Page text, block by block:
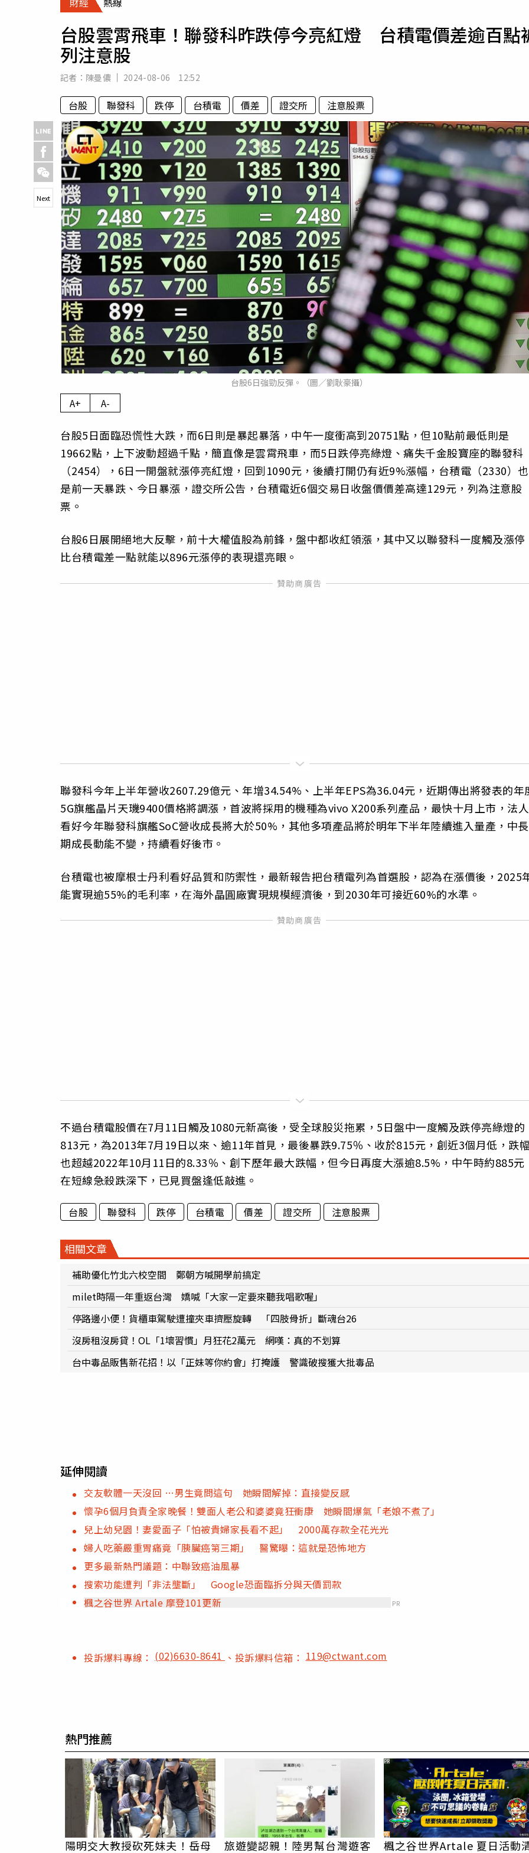
專欄
運勢
台股雲霄飛車！聯發科昨跌停今亮紅燈 台積電價差逾百點
列注意股
記者： 陳曼儂 2024-08-06 12:52
台股 聯發科 跌停 台積電 價差 證交所 注意股票
台股6日強勁反彈。（圖／劉耿豪攝）
Next
A+ A-
台股5日面臨恐慌性大跌，而6日則是暴起暴落，中午一度衝高到20751點，但10點前最低則是
19662點，上下波動超過千點，簡直像是雲霄飛車，而5日跌停亮綠燈、痛失千金股寶座的聯發科
（2454），6日一開盤就漲停亮紅燈，回到1090元，後續打開仍有近9%漲幅，台積電（2330）也
是前一天暴跌、今日暴漲，證交所公告，台積電近6個交易日收盤價價差高達129元，列為注意股
票。
台股6日展開絕地大反擊，前十大權值股為前鋒，盤中都收紅領漲，其中又以聯發科一度觸及漲停
比台積電差一點就能以896元漲停的表現還亮眼。
聯發科今年上半年營收2607.29億元、年增34.54%、上半年EPS為36.04元，近期傳出將發表的年
5G旗艦晶片天璣9400價格將調漲，首波將採用的機種為vivo X200系列產品，最快十月上市，法人
看好今年聯發科旗艦SoC營收成長將大於50%，其他多項產品將於明年下半年陸續進入量產，中長
期成長動能不變，持續看好後市。
台積電也被摩根士丹利看好品質和防禦性，最新報告把台積電列為首選股，認為在漲價後，2025
能實現逾55%的毛利率，在海外晶圓廠實現規模經濟後，到2030年可接近60%的水準。
不過台積電股價在7月11日觸及1080元新高後，受全球股災拖累，5日盤中一度觸及跌停亮綠燈的
813元，為2013年7月19日以來、逾11年首見，最後暴跌9.75％、收於815元，創近3個月低，跌
也超越2022年10月11日的8.33％、創下歷年最大跌幅，但今日再度大漲逾8.5%，中午時約885元
在短線急殺跌深下，已見買盤逢低敲進。
台股 聯發科 跌停 台積電 價差 證交所 注意股票
相關文章
補助優化竹北六校空間 鄭朝方喊開學前搞定
milet時隔一年重返台灣 嬌喊「大家一定要來聽我唱歌喔」
停路邊小便！貨櫃車駕駛遭撞夾車擠壓旋轉 「四肢骨折」斷魂台26
沒房租沒房貸！OL「1壞習慣」月狂花2萬元 網嘆：真的不划算
台中毒品販售新花招！以「正妹等你約會」打掩護 警識破搜獲大批毒品
延伸閱讀
交友軟體一天沒回 …男生竟問這句 她瞬間解掉：直接變反感
懷孕6個月負責全家晚餐！雙面人老公和婆婆竟狂衝康 她瞬間爆氣「老娘不煮了」
兒上幼兒園！妻愛面子「怕被貴婦家長看不起」 2000萬存款全花光光
婦人吃藥嚴重胃痛竟「胰臟癌第三期」 醫驚曝：這就是恐怖地方
更多最新熱門議題：中聯致癌油風暴
搜索功能遭判「非法壟斷」 Google恐面臨拆分與天價罰款
楓之谷世界 Artale 摩登101更新
PR
投訴爆料專線： (02)6630-8641 、投訴爆料信箱：119@ctwant.com
熱門推薦
陽明交大教授砍死妹夫！岳母
旅遊變認親！陸男幫台灣遊客
楓之谷世界Artale 夏日活動
PR